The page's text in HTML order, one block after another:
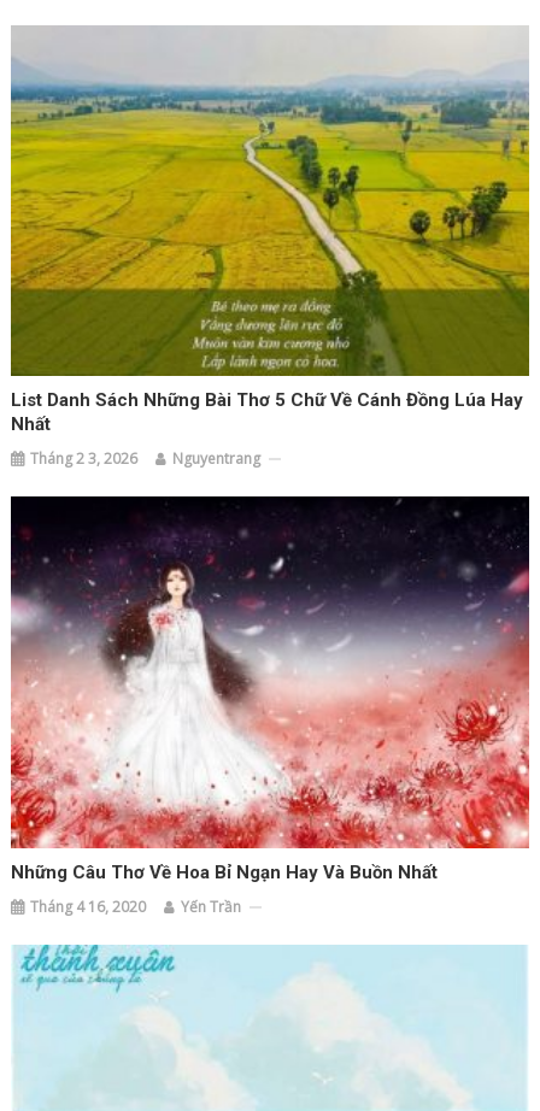
List Danh Sách Những Bài Thơ 5 Chữ Về Cánh Đồng Lúa Hay
Nhất
Tháng 2 3, 2026 Nguyentrang
Những Câu Thơ Về Hoa Bỉ Ngạn Hay Và Buồn Nhất
Tháng 4 16, 2020 Yến Trần